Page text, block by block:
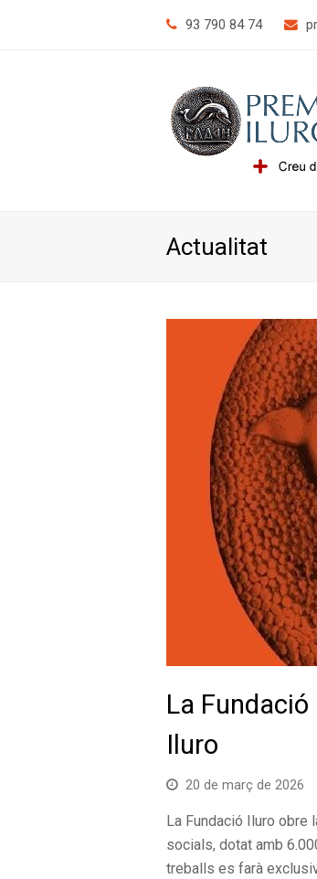
93 790 84 74
Actualitat
La
Iluro
20 de març de 2026
La Fundació Iluro obre
socials, dotat amb
treballs es farà